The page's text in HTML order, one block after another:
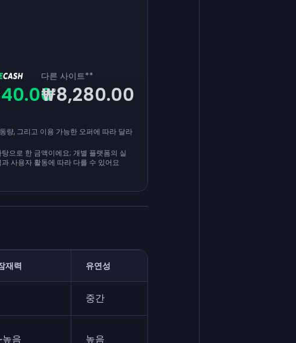
*
다른 사이트**
₩8,280.00
량, 그리고 이용 가능한 오퍼에 따라 달라
으로 한 금액이에요; 개별 플랫폼의 실
사용자 활동에 따라 다를 수 있어요
재력 유연성
중간
높음 높음